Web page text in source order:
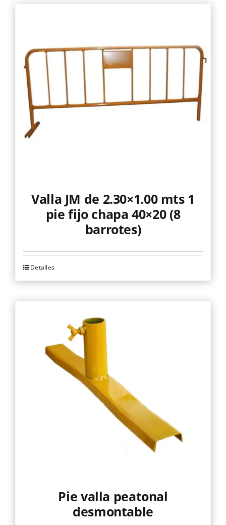
Valla JM de 2.30×1.00 mts 1
pie fijo chapa 40×20 (8
barrotes)
Detalles
Pie valla peatonal
desmontable